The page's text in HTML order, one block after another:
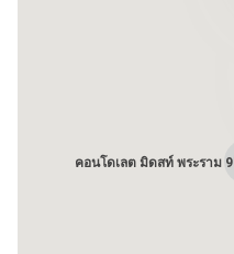
คอนโดเลต มิดสท์ พระราม 9